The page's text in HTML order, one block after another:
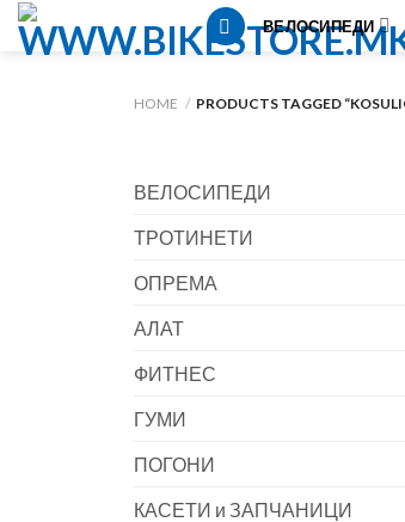
Skip
ВЕЛОСИПЕДИ
HOME / PRODUCTS TAGGED
ВЕЛОСИПЕДИ
ТРОТИНЕТИ
ОПРЕМА
АЛАТ
ФИТНЕС
ГУМИ
ПОГОНИ
КАСЕТИ и ЗАПЧАНИЦИ